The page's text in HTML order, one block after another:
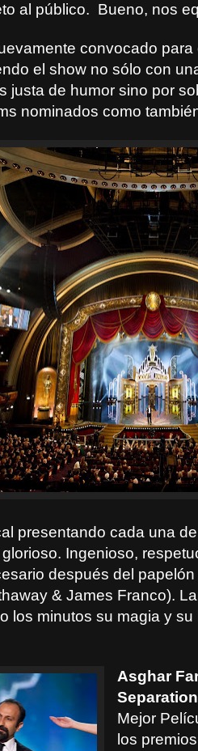
al público. Bueno, nos
convocado para
el show no sólo con
justa de humor sino por
nominados como
presentando cada una
Ingenioso,
después del
& James Franco).
los minutos su magia y su
Asghar
Mejor
los